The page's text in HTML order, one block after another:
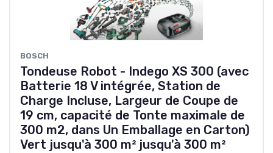
BOSCH
Tondeuse Robot - Indego XS 300 (avec
Batterie 18 V intégrée, Station de
Charge Incluse, Largeur de Coupe de
19 cm, capacité de Tonte maximale de
300 m2, dans Un Emballage en Carton)
Vert jusqu'à 300 m² jusqu'à 300 m²